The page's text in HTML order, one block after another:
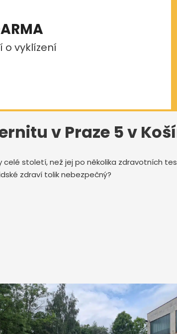
o vyklízení
v Praze 5 v
století, než jej po několika zdravotních
zdraví tolik nebezpečný?